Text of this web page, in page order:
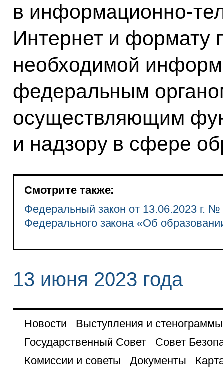
в информационно-­
Интернет и формату
необходимой
федеральным
осуществляющим
и надзору в сфере
Смотрите также:
Федеральный закон от 13.06.2023 г.
Федерального закона «Об
13 июня 2023 года
Новости
Выступления и стенограммы
Государственный Совет
Совет
Комиссии и советы
Документы